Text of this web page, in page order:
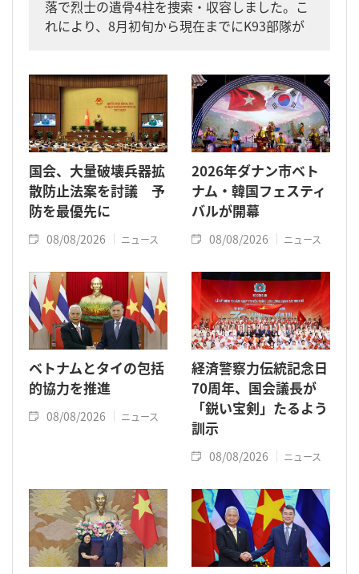
落で烈士の遺骨4柱を捜索・収容しました。こ
れにより、8月初旬から現在までにK93部隊が
国会、大量破壊兵器拡
散防止法案を討議 予
防を最優先に
08/08/2026 ニュース
2026年ダナン市ベト
ナム・韓国フェスティ
バルが開幕
08/08/2026 ニュース
ベトナムとタイの包括
的協力を推進
08/08/2026 ニュース
経済警察力伝統記念日
70周年、国会議長が
「鋭い宝剣」たるよう
訓示
08/08/2026 ニュース